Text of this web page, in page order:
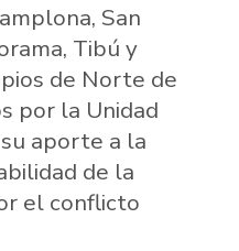
San
Tibú y
de Norte de
por la Unidad
aporte a la
de la
el conflicto